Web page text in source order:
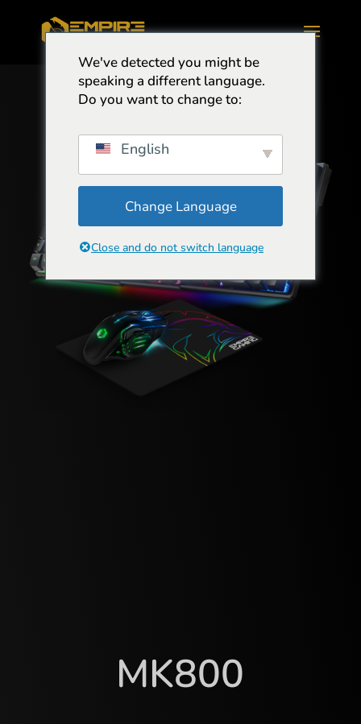
MK800
We've detected you might be
speaking a different language.
Do you want to change to:
English
Change Language
Close and do not switch language